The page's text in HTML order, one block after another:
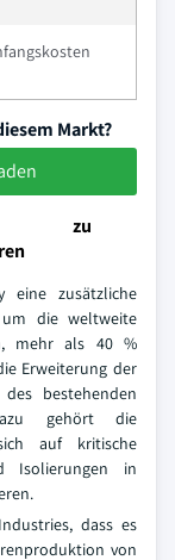
Markt?
zu
eine zusätzliche
die weltweite
mehr als 40 %
Erweiterung der
bestehenden
gehört die
auf kritische
Isolierungen in
dass es
von